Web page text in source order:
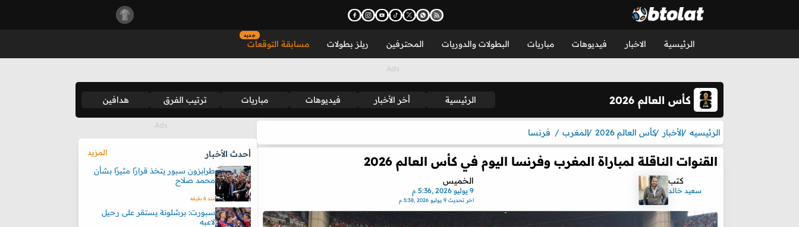
الرئيسية الاخبار فيديوهات مباريات البطولات والدوريات المحترفين ريلز بطولات مسابقة التوقعات
جديد
كأس العالم 2026 الرئيسية أخر الأخبار فيديوهات مباريات ترتيب الفرق هدافين
الرئيسيه الأخبار كأس العالم 2026 المغرب فرنسا
القنوات الناقلة لمباراة المغرب وفرنسا اليوم في كأس العالم 2026
كتب
سعيد خالد
الخميس
9 يوليو 2026 ,5:36 م
اخر تحديث 9 يوليو 2026 ,5:38 م
أحدث الأخبار
المزيد
طرابزون سبور يتخذ قرارًا مثيرًا بشأن
محمد صلاح
منذ 8 دقيقه
سبورت: برشلونة يستقر على رحيل
لاعبه